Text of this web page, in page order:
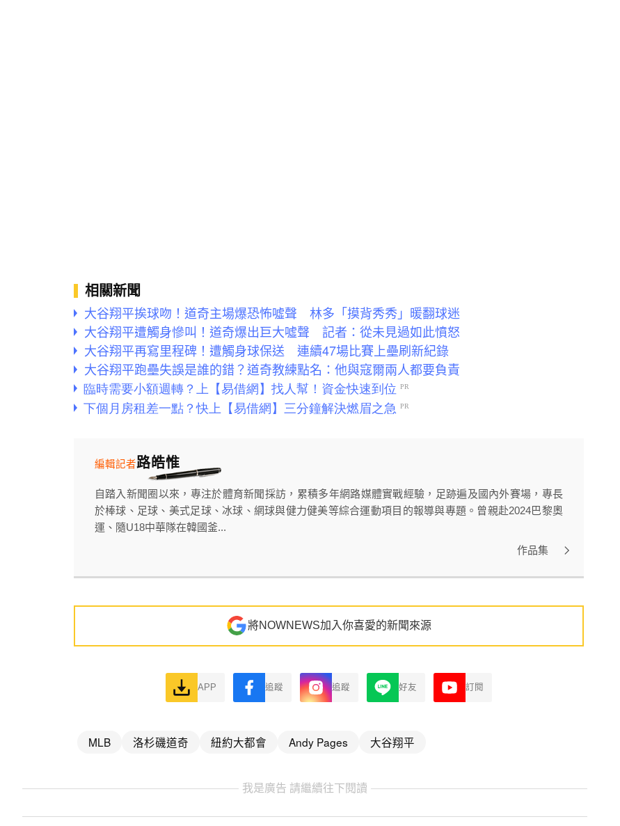
相關新聞
大谷翔平挨球吻！道奇主場爆恐怖噓聲 林多「摸背秀秀」暖翻球迷
大谷翔平遭觸身慘叫！道奇爆出巨大噓聲 記者：從未見過如此憤怒
大谷翔平再寫里程碑！遭觸身球保送 連續47場比賽上壘刷新紀錄
大谷翔平跑壘失誤是誰的錯？道奇教練點名：他與寇爾兩人都要負責
路皓惟
編輯記者
自踏入新聞圈以來，專注於體育新聞採訪，累積多年網路媒體實戰經驗，足跡遍及國內外賽場，專長
於棒球、足球、美式足球、冰球、網球與健力健美等綜合運動項目的報導與專題。曾親赴2024巴黎奧
運、隨U18中華隊在韓國釜...
作品集
將NOWNEWS加入你喜愛的新聞來源
APP 追蹤 追蹤 好友 訂閱
MLB 洛杉磯道奇 紐約大都會 Andy Pages 大谷翔平
我是廣告 請繼續往下閱讀